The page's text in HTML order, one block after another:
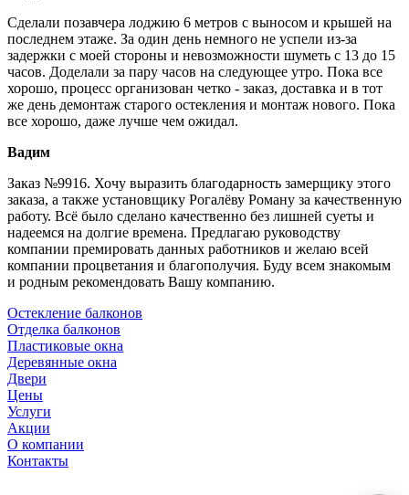
Сделали позавчера лоджию 6 метров с выносом и крышей на
последнем этаже. За один день немного не успели из-за
задержки с моей стороны и невозможности шуметь с 13 до 15
часов. Доделали за пару часов на следующее утро. Пока все
хорошо, процесс организован четко - заказ, доставка и в тот
же день демонтаж старого остекления и монтаж нового. Пока
все хорошо, даже лучше чем ожидал.
Вадим
Заказ №9916. Хочу выразить благодарность замерщику этого
заказа, а также установщику Рогалёву Роману за качественную
работу. Всё было сделано качественно без лишней суеты и
надеемся на долгие времена. Предлагаю руководству
компании премировать данных работников и желаю всей
компании процветания и благополучия. Буду всем знакомым
и родным рекомендовать Вашу компанию.
Остекление балконов
Отделка балконов
Пластиковые окна
Деревянные окна
Двери
Цены
Услуги
Акции
О компании
Контакты